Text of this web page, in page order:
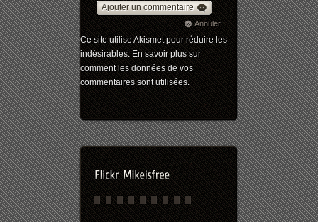
Ajouter un commentaire
Annuler
Ce site utilise Akismet pour réduire les
indésirables.En savoir plus sur
comment les données de vos
commentaires sont utilisées.